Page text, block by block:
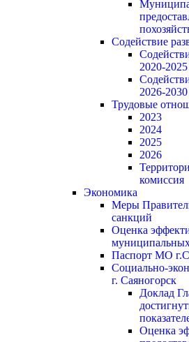
Содействие
2020-2025
2026-2030
Трудовые
2023
2024
2025
2026
комиссия
Экономика
Меры
санкций
Оценка
Паспорт МО
Социально-
г. Саяногорск
Доклад
Оценка